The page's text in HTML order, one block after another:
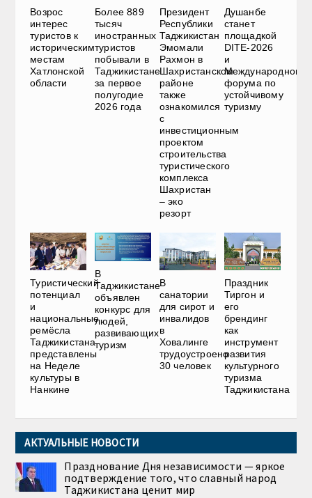
Возрос
интерес
туристов к
историческим
местам
Хатлонской
области
Более 889
тысяч
иностранных
туристов
побывали в
Таджикистане
за первое
полугодие
2026 года
Президент
Республики
Таджикистан
Эмомали
Рахмон в
Шахристанском
районе
также
ознакомился
с
инвестиционным
проектом
строительства
туристического
комплекса
Шахристан
– эко
резорт
Душанбе
станет
площадкой
DITE-2026
и
Международного
форума по
устойчивому
туризму
Туристический
потенциал
и
национальные
ремёсла
Таджикистана
представлены
на Неделе
культуры в
Нанкине
В
Таджикистане
объявлен
конкурс для
людей,
развивающих
туризм
В
санатории
для сирот и
инвалидов
в
Ховалинге
трудоустроено
30 человек
Праздник
Тиргон и
его
брендинг
как
инструмент
развития
культурного
туризма
Таджикистана
АКТУАЛЬНЫЕ НОВОСТИ
Празднование Дня независимости — яркое
подтверждение того, что славный народ
Таджикистана ценит мир